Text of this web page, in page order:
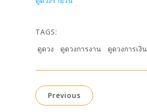
TAGS:
ดูดวง
ดูดวงการงาน ดูดวงการเงิน
Previous